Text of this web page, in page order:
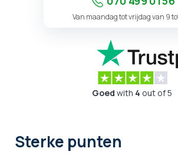
Van maandag tot vrijdag van 9
Goed with 4 out of 5
Sterke punten